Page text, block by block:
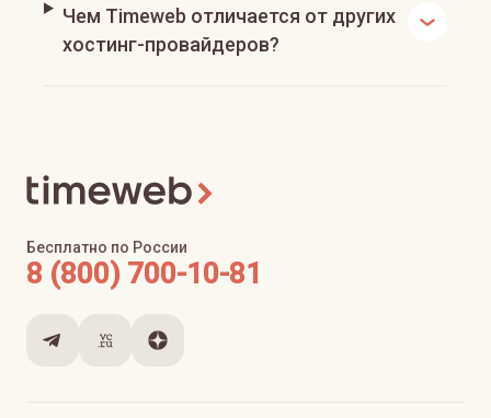
Чем Timeweb отличается от других
хостинг-провайдеров?
Бесплатно по России
8 (800) 700-10-81